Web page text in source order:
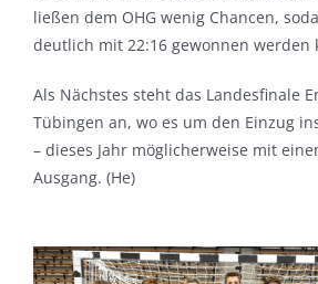
ließen dem OHG wenig Chancen,
deutlich mit 22:16 gewonnen werden
Als Nächstes steht das Landesfinale
Tübingen an, wo es um den Einzug
– dieses Jahr möglicherweise mit
Ausgang. (He)